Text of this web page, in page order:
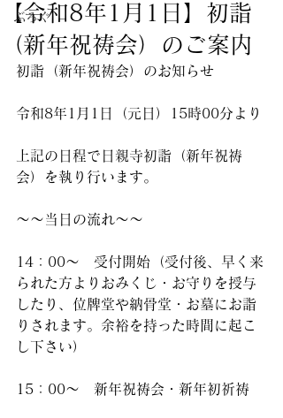
ぶろぐ
【令和8年1月1日】初詣
（新年祝祷会）のご案内
初詣（新年祝祷会）のお知らせ
令和8年1月1日（元日）15時00分より
上記の日程で日親寺初詣（新年祝祷
会）を執り行います。
～～当日の流れ～～
14：00～　受付開始（受付後、早く来
られた方よりおみくじ・お守りを授与
したり、位牌堂や納骨堂・お墓にお詣
りされます。余裕を持った時間に起こ
し下さい）
15：00～　新年祝祷会・新年初祈祷